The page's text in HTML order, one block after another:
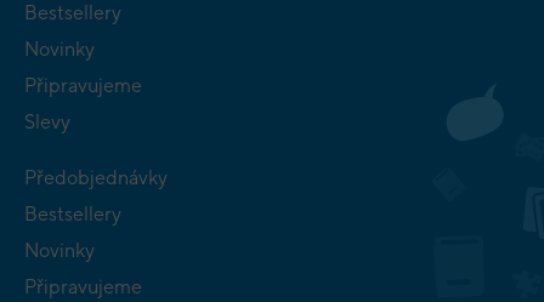
Bestsellery
Novinky
Připravujeme
Slevy
Předobjednávky
Bestsellery
Novinky
Připravujeme